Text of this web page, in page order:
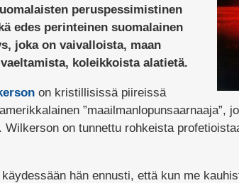
peruspessimistinen
edes perinteinen suomalainen
joka on vaivalloista, maan
koleikkoista alatietä.
on kristillisissä piireissä
”maailmanlopunsaarnaaja”,
Wilkerson on tunnettu rohkeista
hän ennusti, että kun me